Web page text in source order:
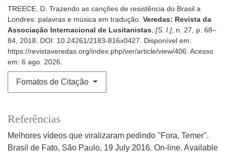
TREECE, D. Trazendo as canções de resistência do Brasil a
Londres: palavras e música em tradução. Veredas: Revista da
Associação Internacional de Lusitanistas, [S. l.], n. 27, p. 68–
84, 2018. DOI: 10.24261/2183-816x0427. Disponível em:
https://revistaveredas.org/index.php/ver/article/view/406. Acesso
em: 6 ago. 2026.
Fomatos de Citação
Referências
Melhores vídeos que viralizaram pedindo "Fora, Temer".
Brasil de Fato, São Paulo, 19 July 2016. On-line. Available